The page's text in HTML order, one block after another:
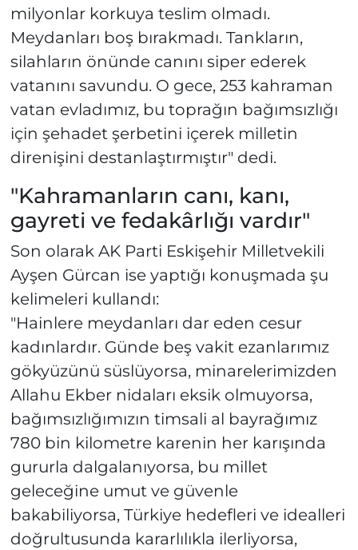
milyonlar korkuya teslim olmadı.
Meydanları boş bırakmadı. Tankların,
silahların önünde canını siper ederek
vatanını savundu. O gece, 253 kahraman
vatan evladımız, bu toprağın bağımsızlığı
için şehadet şerbetini içerek milletin
direnişini destanlaştırmıştır" dedi.
"Kahramanların canı, kanı,
gayreti ve fedakârlığı vardır"
Son olarak AK Parti Eskişehir Milletvekili
Ayşen Gürcan ise yaptığı konuşmada şu
kelimeleri kullandı:
"Hainlere meydanları dar eden cesur
kadınlardır. Günde beş vakit ezanlarımız
gökyüzünü süslüyorsa, minarelerimizden
Allahu Ekber nidaları eksik olmuyorsa,
bağımsızlığımızın timsali al bayrağımız
780 bin kilometre karenin her karışında
gururla dalgalanıyorsa, bu millet
geleceğine umut ve güvenle
bakabiliyorsa, Türkiye hedefleri ve idealleri
doğrultusunda kararlılıkla ilerliyorsa,